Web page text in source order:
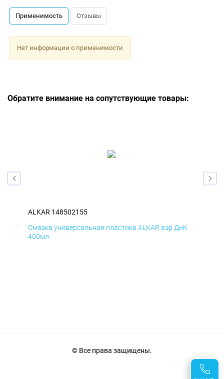
Применимость Отзывы
Нет информации о применимости
Обратите внимание на сопутствующие товары:
ALKAR 148502155
Смазка универсальная пластика ALKAR аэр ДиК
400мл
© Все права защищены.